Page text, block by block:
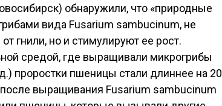
обнаружили, что «природные
вида Fusarium sambucinum, не
гнили, но и стимулируют ее рост.
средой, где выращивали микрогрибы
проростки пшеницы стали длиннее на 20
выращивания Fusarium sambucinum